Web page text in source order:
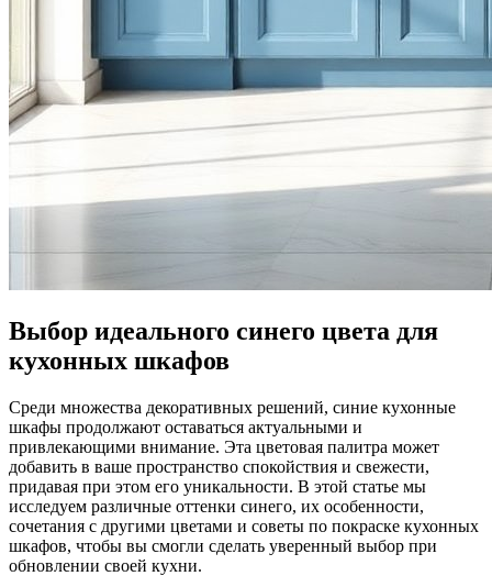
Выбор идеального синего цвета для
кухонных шкафов
Среди множества декоративных решений, синие кухонные
шкафы продолжают оставаться актуальными и
привлекающими внимание. Эта цветовая палитра может
добавить в ваше пространство спокойствия и свежести,
придавая при этом его уникальности. В этой статье мы
исследуем различные оттенки синего, их особенности,
сочетания с другими цветами и советы по покраске кухонных
шкафов, чтобы вы смогли сделать уверенный выбор при
обновлении своей кухни.